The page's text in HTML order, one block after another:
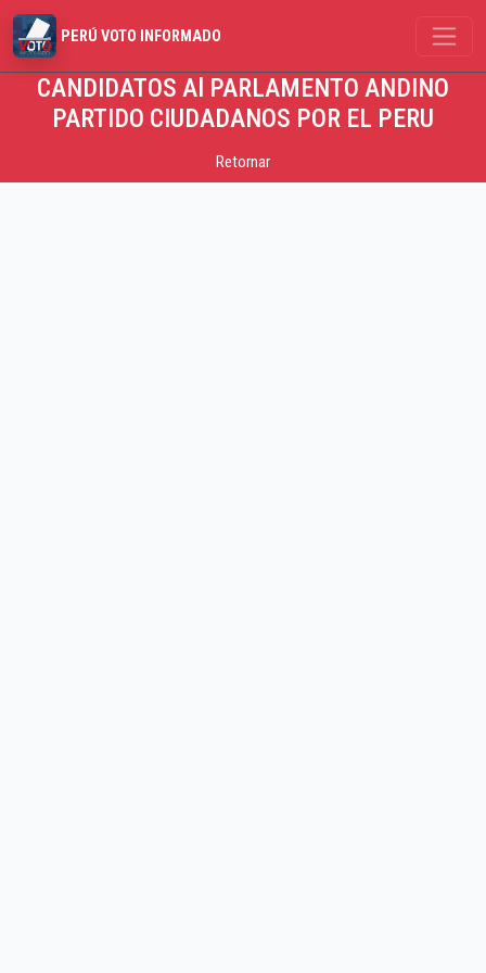
PERÚ VOTO INFORMADO
CANDIDATOS Al PARLAMENTO ANDINO
PARTIDO CIUDADANOS POR EL PERU
Retornar